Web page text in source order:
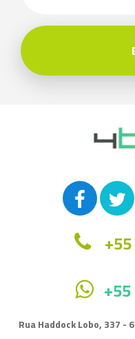
Rua Haddock Lobo, 337 -